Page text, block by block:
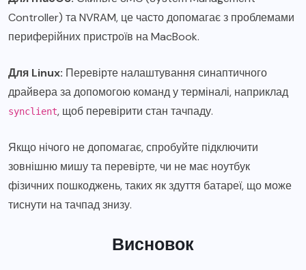
Controller) та NVRAM, це часто допомагає з проблемами
периферійних пристроїв на MacBook.
Для Linux: Перевірте налаштування синаптичного
драйвера за допомогою команд у терміналі, наприклад
synclient, щоб перевірити стан тачпаду.
Якщо нічого не допомагає, спробуйте підключити
зовнішню мишу та перевірте, чи не має ноутбук
фізичних пошкоджень, таких як здуття батареї, що може
тиснути на тачпад знизу.
Висновок